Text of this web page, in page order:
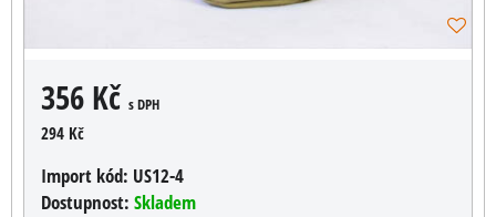
356 Kč s DPH
294 Kč
Import kód: US12-4
Dostupnost: Skladem